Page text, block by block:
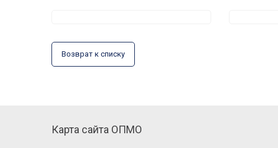
Возврат к списку
Карта сайта ОПМО